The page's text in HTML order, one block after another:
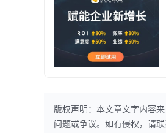
版权声明：本文章文字内容
问题或争议。如有侵权，请